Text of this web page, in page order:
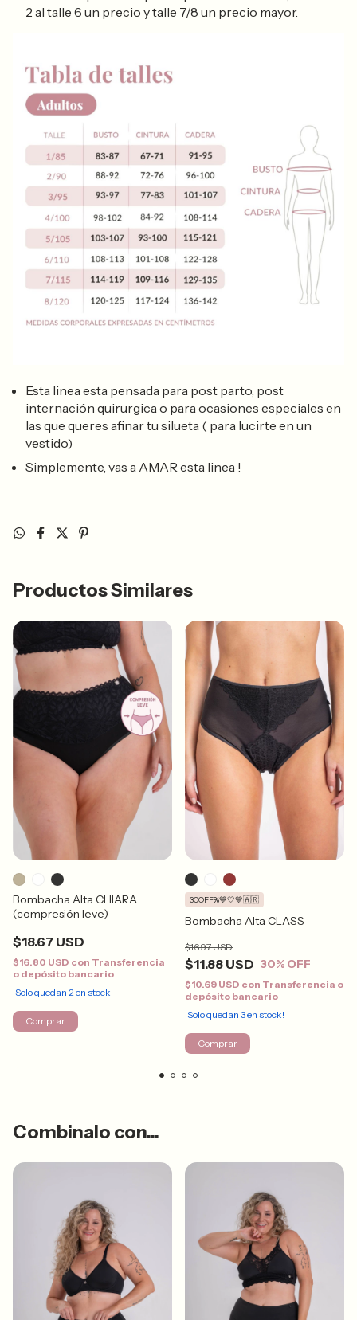
2 al talle 6 un precio y talle 7/8 un precio mayor.
Esta linea esta pensada para post parto, post
internación quirurgica o para ocasiones especiales en
las que queres afinar tu silueta ( para lucirte en un
vestido)
Simplemente, vas a AMAR esta linea !
Productos Similares
Bombacha Alta CHIARA
(compresión leve)
$18.67 USD
$16.80 USD con Transferencia
o depósito bancario
¡Solo quedan 2 en stock!
Comprar
Bombacha Alta CLASS
$11.88 USD
$16.97 USD
30% OFF
30OFF%💙🤍💙🇦🇷
$10.69 USD con Transferencia o
depósito bancario
¡Solo quedan 3en stock!
Comprar
Combinalo con...